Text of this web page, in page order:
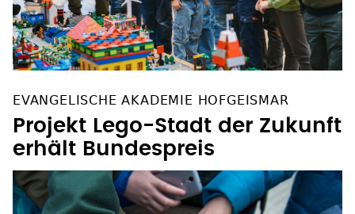
EVANGELISCHE AKADEMIE HOFGEISMAR
Projekt Lego-Stadt der Zukunft
erhält Bundespreis